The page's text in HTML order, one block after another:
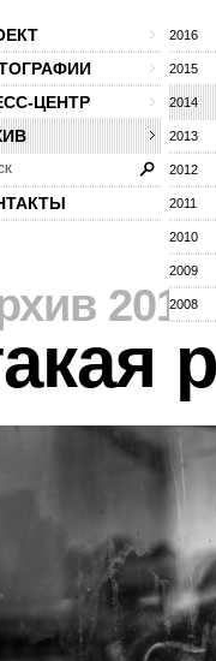
ЦЕНТР
2016
2015
2014
2013
2012
2011
2010
2009
2008
2014